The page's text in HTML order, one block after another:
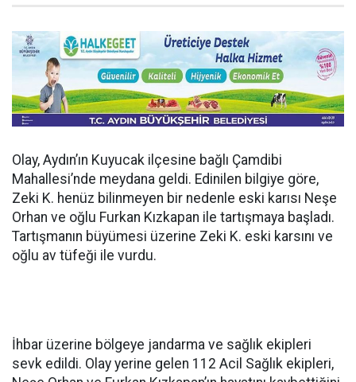
Olay, Aydın’ın Kuyucak ilçesine bağlı Çamdibi
Mahallesi’nde meydana geldi. Edinilen bilgiye göre,
Zeki K. henüz bilinmeyen bir nedenle eski karısı Neşe
Orhan ve oğlu Furkan Kızkapan ile tartışmaya başladı.
Tartışmanın büyümesi üzerine Zeki K. eski karsını ve
oğlu av tüfeği ile vurdu.
İhbar üzerine bölgeye jandarma ve sağlık ekipleri
sevk edildi. Olay yerine gelen 112 Acil Sağlık ekipleri,